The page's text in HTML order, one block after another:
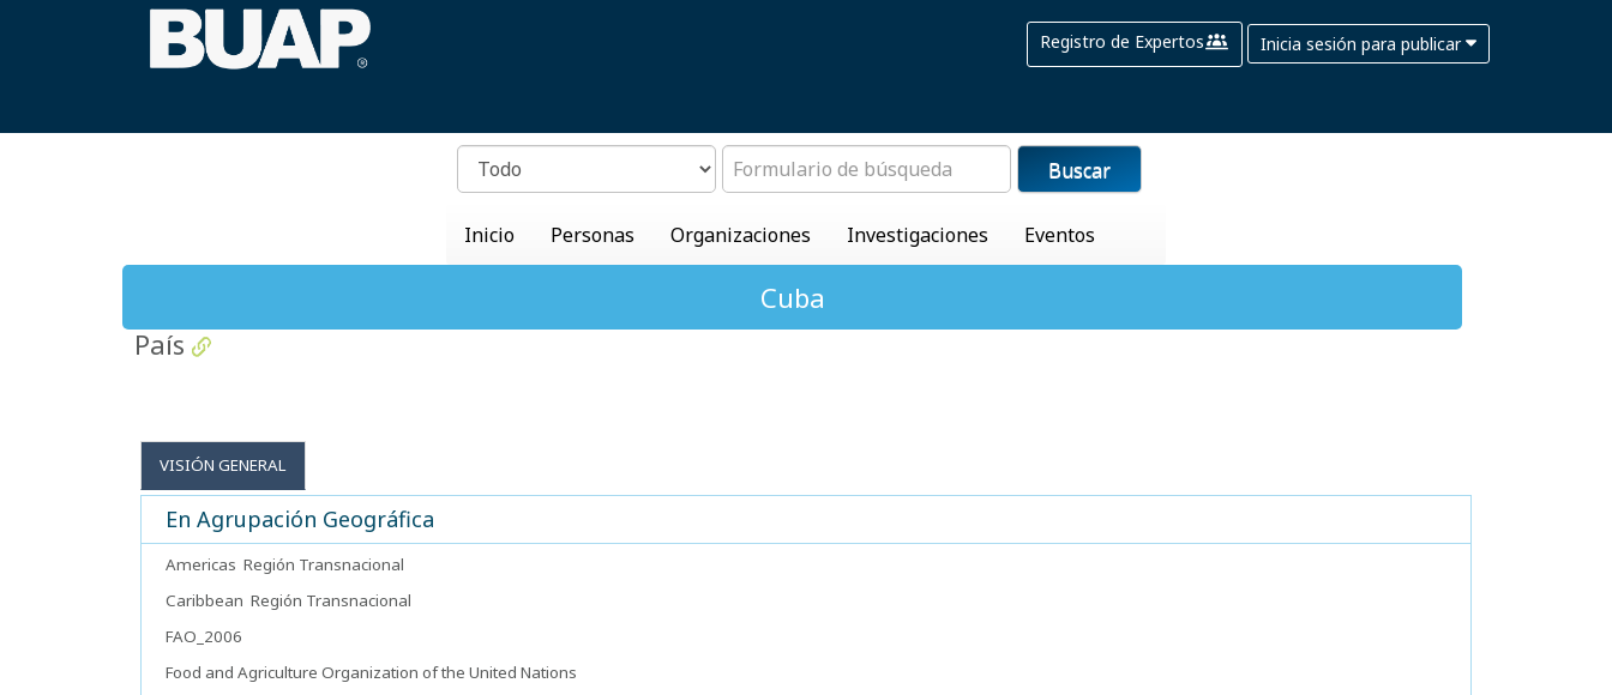
Registro de Expertos Inicia sesión para publicar
Buscar
Inicio Personas Organizaciones Investigaciones Eventos
Cuba
País
VISIÓN GENERAL
En Agrupación Geográfica
Americas Región Transnacional
Caribbean Región Transnacional
FAO_2006
Food and Agriculture Organization of the United Nations